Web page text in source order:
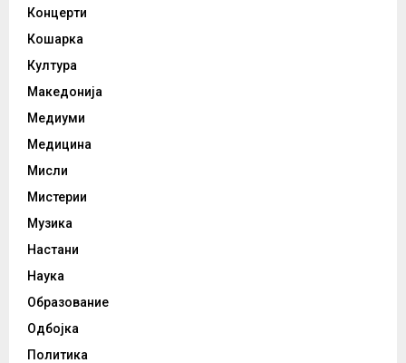
Концерти
Кошарка
Култура
Македонија
Медиуми
Медицина
Мисли
Мистерии
Музика
Настани
Наука
Образование
Одбојка
Политика